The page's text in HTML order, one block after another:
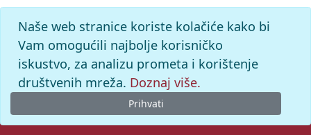
Naše web stranice koriste kolačiće kako bi
Vam omogućili najbolje korisničko
iskustvo, za analizu prometa i korištenje
društvenih mreža. Doznaj više.
Prihvati
© 2026. -Leksikografski zavodMiroslav Krleža